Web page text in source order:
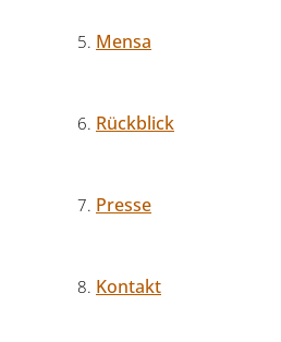
Mensa
Rückblick
Presse
Kontakt